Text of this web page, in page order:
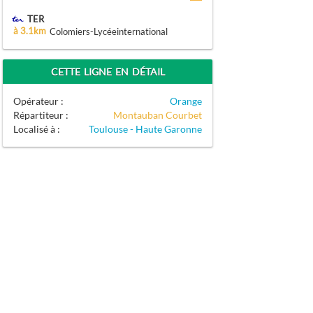
TER
à 3.1km Colomiers-Lycéeinternational
CETTE LIGNE EN DÉTAIL
Opérateur :
Orange
Répartiteur :
Montauban Courbet
Localisé à :
Toulouse - Haute Garonne